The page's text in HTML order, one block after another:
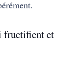
fructifient et